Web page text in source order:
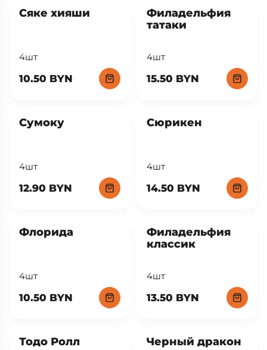
Сяке хияши
4шт
10.50 BYN
Филадельфия
татаки
4шт
15.50 BYN
Сумоку
4шт
12.90 BYN
Сюрикен
4шт
14.50 BYN
Флорида
4шт
10.50 BYN
Филадельфия
классик
4шт
13.50 BYN
Тодо Ролл Черный дракон